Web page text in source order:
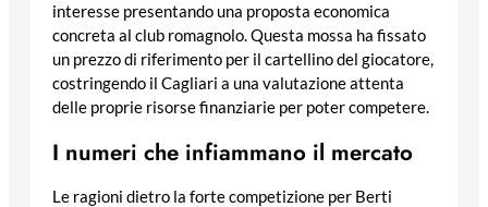
interesse presentando una proposta economica
concreta al club romagnolo. Questa mossa ha fissato
un prezzo di riferimento per il cartellino del giocatore,
costringendo il Cagliari a una valutazione attenta
delle proprie risorse finanziarie per poter competere.
I numeri che infiammano il mercato
Le ragioni dietro la forte competizione per Berti